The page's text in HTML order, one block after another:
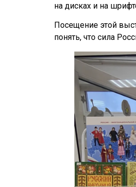
на дисках и на
Посещение этой
понять, что сила